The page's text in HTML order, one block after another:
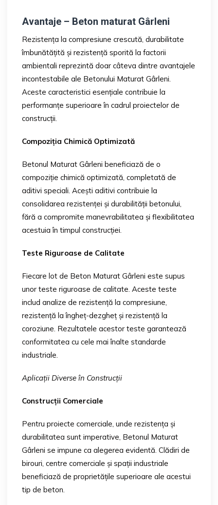
Avantaje – Beton maturat Gârleni
Rezistența la compresiune crescută, durabilitate
îmbunătățită și rezistență sporită la factorii
ambientali reprezintă doar câteva dintre avantajele
incontestabile ale Betonului Maturat Gârleni.
Aceste caracteristici esențiale contribuie la
performanțe superioare în cadrul proiectelor de
construcții.
Compoziția Chimică Optimizată
Betonul Maturat Gârleni beneficiază de o
compoziție chimică optimizată, completată de
aditivi speciali. Acești aditivi contribuie la
consolidarea rezistenței și durabilității betonului,
fără a compromite manevrabilitatea și flexibilitatea
acestuia în timpul construcției.
Teste Riguroase de Calitate
Fiecare lot de Beton Maturat Gârleni este supus
unor teste riguroase de calitate. Aceste teste
includ analize de rezistență la compresiune,
rezistență la îngheț-dezgheț și rezistență la
coroziune. Rezultatele acestor teste garantează
conformitatea cu cele mai înalte standarde
industriale.
Aplicații Diverse în Construcții
Construcții Comerciale
Pentru proiecte comerciale, unde rezistența și
durabilitatea sunt imperative, Betonul Maturat
Gârleni se impune ca alegerea evidentă. Clădiri de
birouri, centre comerciale și spații industriale
beneficiază de proprietățile superioare ale acestui
tip de beton.